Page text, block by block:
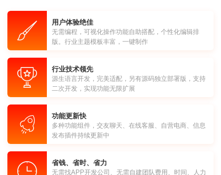
用户体验绝佳
无需编程，可视化操作功能自助搭配，个性化编辑排
版。行业主题模板丰富，一键制作
行业技术领先
源生语言开发，完美适配，另有源码独立部署版，支持
二次开发，实现功能无限扩展
功能更新快
多种功能组件，交友聊天、在线客服、自营电商、信息
发布插件持续更新中
省钱、省时、省力
无需找APP开发公司、无需自建团队费用、时间、人力